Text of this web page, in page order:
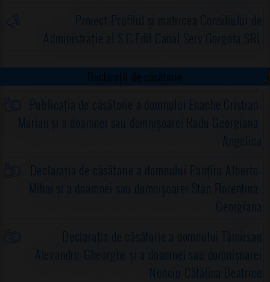
Proiect-Profilul și matricea Consiliului de
Administrație al S.C.Edil Canal Serv Gorgota SRL
Declarații de căsătorie
Publicația de căsătorie a domnului Enache Cristian-
Marian și a doamnei sau domnișoarei Radu Georgiana-
Angelica
Declarația de căsătorie a domnului Panțîru Alberto-
Mihai și a doamnei sau domnișoarei Stan Florentina-
Georgiana
Declarația de căsătorie a domnului Tămîrsan
Alexandru-Gheorghe și a doamnei sau domnișoarei
Nenciu Cătălina Beatrice